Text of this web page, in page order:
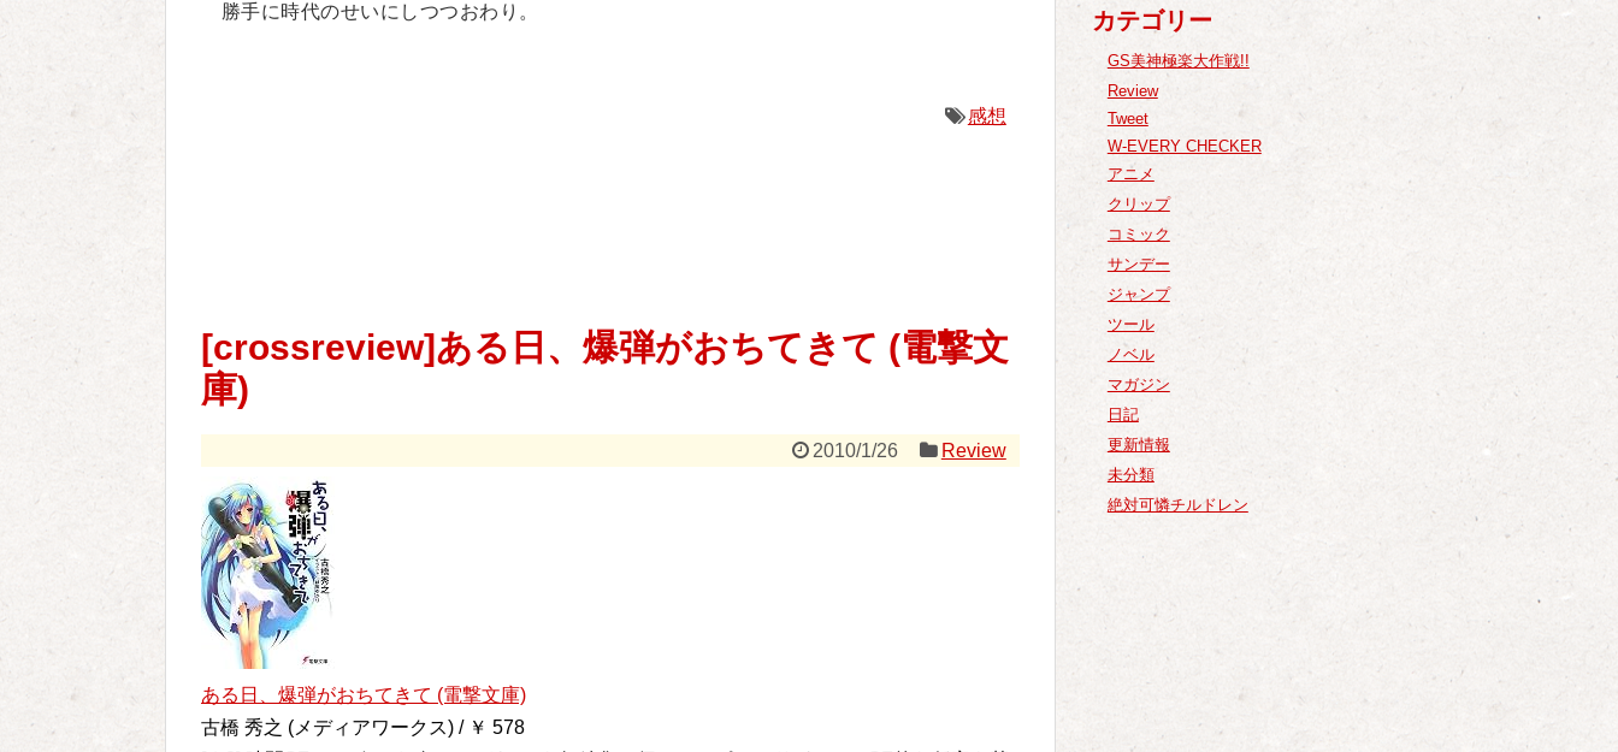
勝手に時代のせいにしつつおわり。
感想
[crossreview]ある日、爆弾がおちてきて (電撃文
庫)
2010/1/26 Review
ある日、爆弾がおちてきて (電撃文庫)
古橋 秀之 (メディアワークス) / ￥ 578
カテゴリー
GS美神極楽大作戦!!
Review
Tweet
W-EVERY CHECKER
アニメ
クリップ
コミック
サンデー
ジャンプ
ツール
ノベル
マガジン
日記
更新情報
未分類
絶対可憐チルドレン